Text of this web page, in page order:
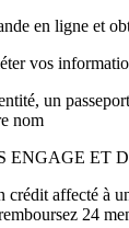
en ligne et
vos
un
nom
ENGAGE ET
crédit affecté à
24